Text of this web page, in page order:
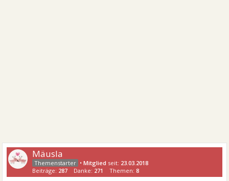
Mäusla
•Mitglied seit: 23.03.2018
Beiträge: 287 Danke: 271 Themen:8